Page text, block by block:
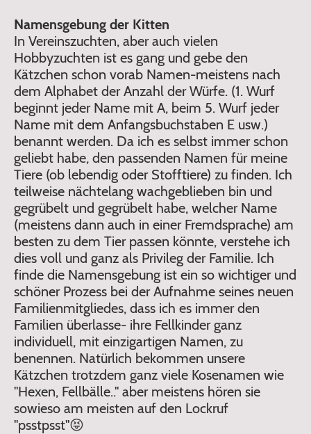
Namensgebung der Kitten
In Vereinszuchten, aber auch vielen
Hobbyzuchten ist es gang und gebe den
Kätzchen schon vorab Namen-meistens nach
dem Alphabet der Anzahl der Würfe. (1. Wurf
beginnt jeder Name mit A, beim 5. Wurf jeder
Name mit dem Anfangsbuchstaben E usw.)
benannt werden. Da ich es selbst immer schon
geliebt habe, den passenden Namen für meine
Tiere (ob lebendig oder Stofftiere) zu finden. Ich
teilweise nächtelang wachgeblieben bin und
gegrübelt und gegrübelt habe, welcher Name
(meistens dann auch in einer Fremdsprache) am
besten zu dem Tier passen könnte, verstehe ich
dies voll und ganz als Privileg der Familie. Ich
finde die Namensgebung ist ein so wichtiger und
schöner Prozess bei der Aufnahme seines neuen
Familienmitgliedes, dass ich es immer den
Familien überlasse- ihre Fellkinder ganz
individuell, mit einzigartigen Namen, zu
benennen. Natürlich bekommen unsere
Kätzchen trotzdem ganz viele Kosenamen wie
"Hexen, Fellbälle.." aber meistens hören sie
sowieso am meisten auf den Lockruf
"psstpsst"😝